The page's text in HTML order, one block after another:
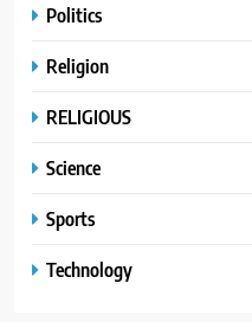
Politics
Religion
RELIGIOUS
Science
Sports
Technology